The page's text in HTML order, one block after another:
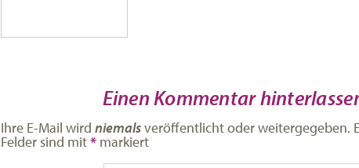
Einen Kommentar
Ihre E-Mail wird niemalsveröffentlicht oder weitergegeben.
Felder sind mit*markiert